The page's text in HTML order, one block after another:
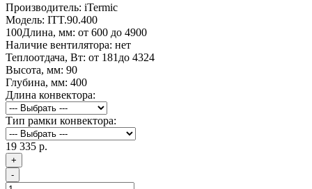
Производитель: iTermic
Модель: ITT.90.400
100Длина, мм: от 600 до 4900
Наличие вентилятора: нет
Теплоотдача, Вт: от 181до 4324
Высота, мм: 90
Глубина, мм: 400
Длина конвектора:
Тип рамки конвектора:
19 335 р.
+
-